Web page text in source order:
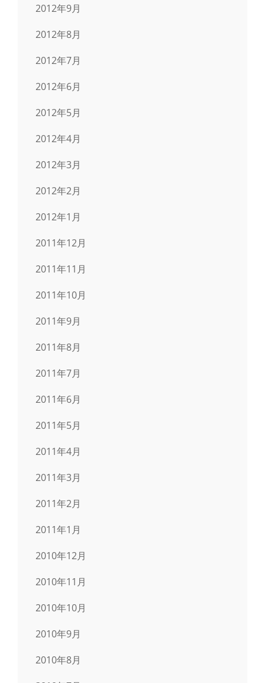
2012年9月
2012年8月
2012年7月
2012年6月
2012年5月
2012年4月
2012年3月
2012年2月
2012年1月
2011年12月
2011年11月
2011年10月
2011年9月
2011年8月
2011年7月
2011年6月
2011年5月
2011年4月
2011年3月
2011年2月
2011年1月
2010年12月
2010年11月
2010年10月
2010年9月
2010年8月